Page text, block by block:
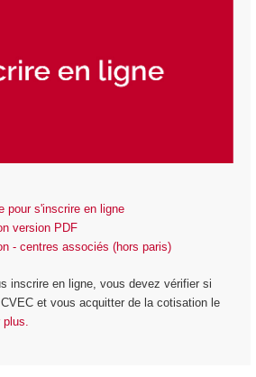
pour s'inscrire en ligne
version PDF
- centres associés (hors paris)
inscrire en ligne, vous devez vérifier si
et vous acquitter de la cotisation le